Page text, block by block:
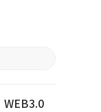
WEB3.0